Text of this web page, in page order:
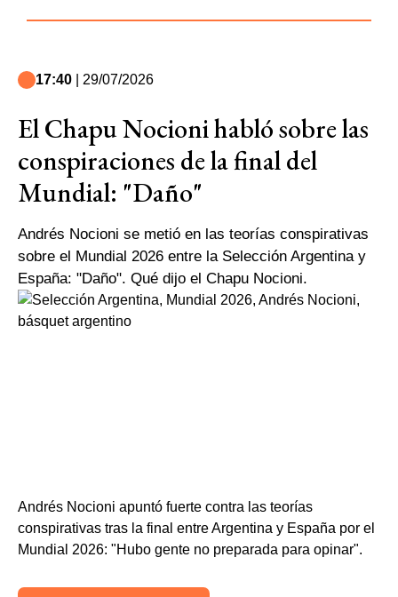
17:40 | 29/07/2026
El Chapu Nocioni habló sobre las
conspiraciones de la final del
Mundial: "Daño"
Andrés Nocioni se metió en las teorías conspirativas
sobre el Mundial 2026 entre la Selección Argentina y
España: "Daño". Qué dijo el Chapu Nocioni.
Andrés Nocioni apuntó fuerte contra las teorías
conspirativas tras la final entre Argentina y España por el
Mundial 2026: "Hubo gente no preparada para opinar".